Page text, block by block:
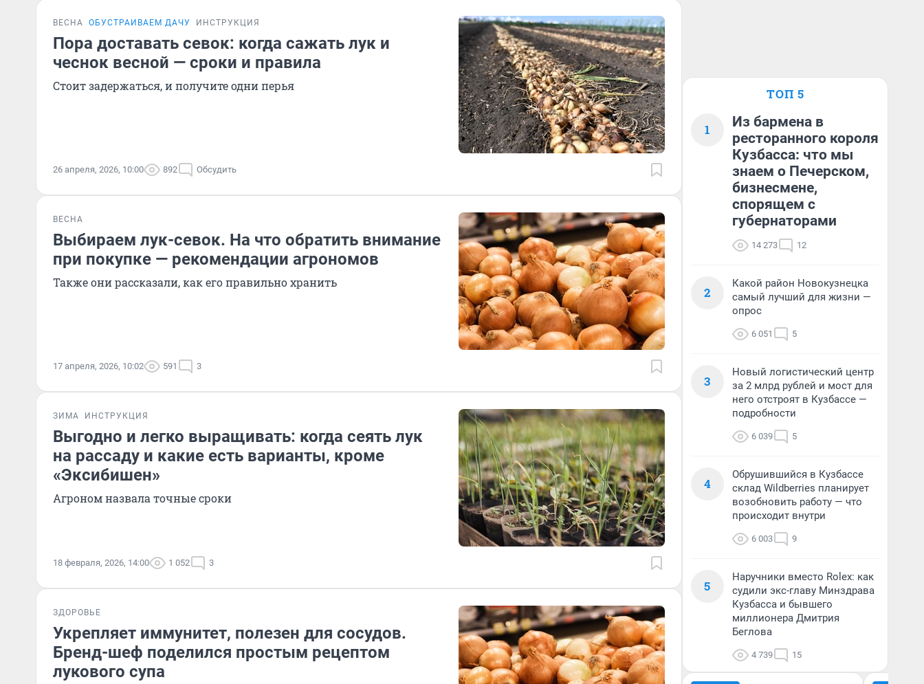
ВЕСНА ОБУСТРАИВАЕМ ДАЧУ ИНСТРУКЦИЯ
Пора доставать севок: когда сажать лук и
чеснок весной — сроки и правила
Стоит задержаться, и получите одни перья
26 апреля, 2026, 10:00 892 Обсудить
ВЕСНА
Выбираем лук-севок. На что обратить внимание
при покупке — рекомендации агрономов
Также они рассказали, как его правильно хранить
17 апреля, 2026, 10:02 591 3
ЗИМА ИНСТРУКЦИЯ
Выгодно и легко выращивать: когда сеять лук
на рассаду и какие есть варианты, кроме
«Эксибишен»
Агроном назвала точные сроки
18 февраля, 2026, 14:00 1 052 3
ЗДОРОВЬЕ
Укрепляет иммунитет, полезен для сосудов.
Бренд-шеф поделился простым рецептом
лукового супа
ТОП 5
1
Из бармена в
ресторанного короля
Кузбасса: что мы
знаем о Печерском,
бизнесмене,
спорящем с
губернаторами
14 273 12
2
Какой район Новокузнецка
самый лучший для жизни —
опрос
6 051 5
3
Новый логистический центр
за 2 млрд рублей и мост для
него отстроят в Кузбассе —
подробности
6 039 5
4
Обрушившийся в Кузбассе
склад Wildberries планирует
возобновить работу — что
происходит внутри
6 003 9
5
Наручники вместо Rolex: как
судили экс-главу Минздрава
Кузбасса и бывшего
миллионера Дмитрия
Беглова
4 739 15